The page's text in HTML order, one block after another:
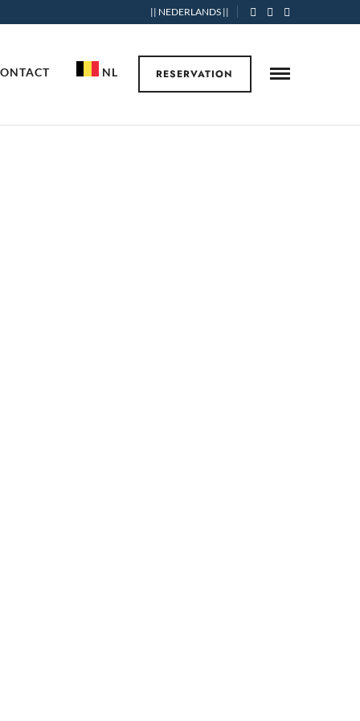
|| NEDERLANDS ||
RESERVATION
NL